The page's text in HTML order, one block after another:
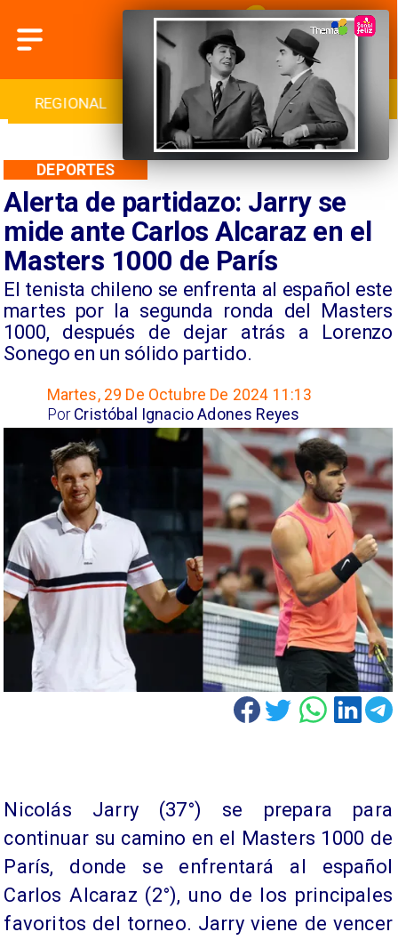
INTERNACIONAL DEPORTES CULTURA
Alerta de partidazo: Jarry se
mide ante Carlos Alcaraz en el
Masters 1000 de París
El tenista chileno se enfrenta al español este
martes por la segunda ronda del Masters
1000, después de dejar atrás a Lorenzo
Sonego en un sólido partido.
DEPORTES
Martes, 29 De Octubre De 2024 11:13
Cristóbal Ignacio Adones Reyes
Por
Nicolás Jarry (37°) se prepara para
continuar su camino en el Masters 1000 de
París, donde se enfrentará al español
Carlos Alcaraz (2°), uno de los principales
favoritos del torneo. Jarry viene de vencer